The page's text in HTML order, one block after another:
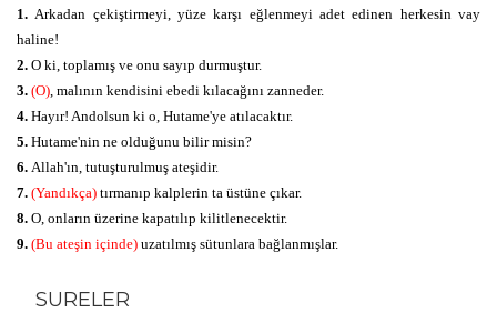
1.Arkadan çekiştirmeyi, yüze karşı eğlenmeyi adet edinen herkesin vay
haline!
2. O ki, toplamış ve onu sayıp durmuştur.
3. (O), malının kendisini ebedi kılacağını zanneder.
4. Hayır! Andolsun ki o, Hutame'ye atılacaktır.
5. Hutame'nin ne olduğunu bilir misin?
6. Allah'ın, tutuşturulmuş ateşidir.
7. (Yandıkça) tırmanıp kalplerin ta üstüne çıkar.
8. O, onların üzerine kapatılıp kilitlenecektir.
9. (Bu ateşin içinde) uzatılmış sütunlara bağlanmışlar.
SURELER